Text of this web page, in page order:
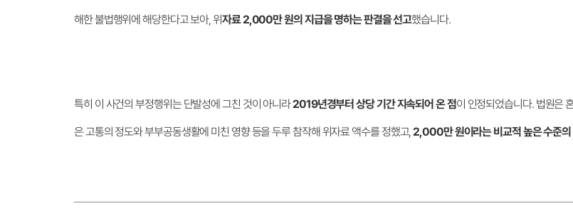
해한 불법행위에 해당한다고 보아, 위자료 2,000만 원의 지급을 명하는 판결을 선고했습니다.
특히 이 사건의 부정행위는 단발성에 그친 것이 아니라2019년경부터 상당 기간 지속되어 온 점이 인정되었습니다. 법원은
은 고통의 정도와 부부공동생활에 미친 영향 등을 두루 참작해 위자료 액수를 정했고,2,000만 원이라는 비교적 높은 수준의